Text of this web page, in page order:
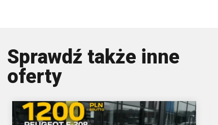
Sprawdź także inne
oferty